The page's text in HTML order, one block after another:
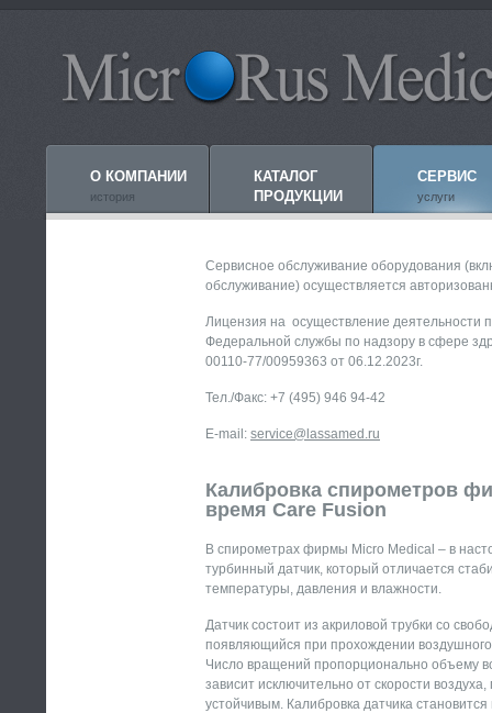
О КОМПАНИИ
история
КАТАЛОГ
ПРОДУКЦИИ
СЕРВИС
услуги
Сервисное обслуживание оборудования
обслуживание) осуществляется
Лицензия на осуществление деятельности
Федеральной службы по надзору в сфере
00110-77/00959363 от 06.12.2023г.
Тел./Факс: +7 (495) 946 94-42
E-mail: service@lassamed.ru
Калибровка спирометров
время Care Fusion
В спирометрах фирмы Micro Medical – в
турбинный датчик, который отличается
температуры, давления и влажности.
Датчик состоит из акриловой трубки со
появляющийся при прохождении
Число вращений пропорционально объему
зависит исключительно от скорости
устойчивым. Калибровка датчика